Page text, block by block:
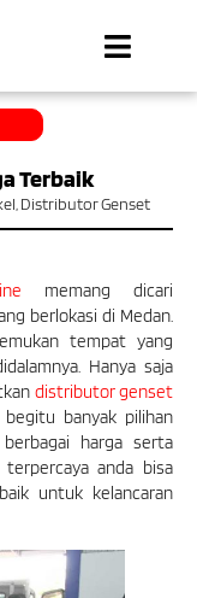
Terbaik
Distributor Genset
memang dicari
berlokasi di Medan.
tempat yang
Hanya saja
distributor genset
banyak pilihan
harga serta
anda bisa
untuk kelancaran